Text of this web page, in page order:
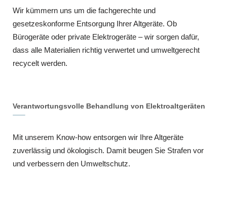
Wir kümmern uns um die fachgerechte und
gesetzeskonforme Entsorgung Ihrer Altgeräte. Ob
Bürogeräte oder private Elektrogeräte – wir sorgen dafür,
dass alle Materialien richtig verwertet und umweltgerecht
recycelt werden.
Verantwortungsvolle Behandlung von Elektroaltgeräten
Mit unserem Know-how entsorgen wir Ihre Altgeräte
zuverlässig und ökologisch. Damit beugen Sie Strafen vor
und verbessern den Umweltschutz.